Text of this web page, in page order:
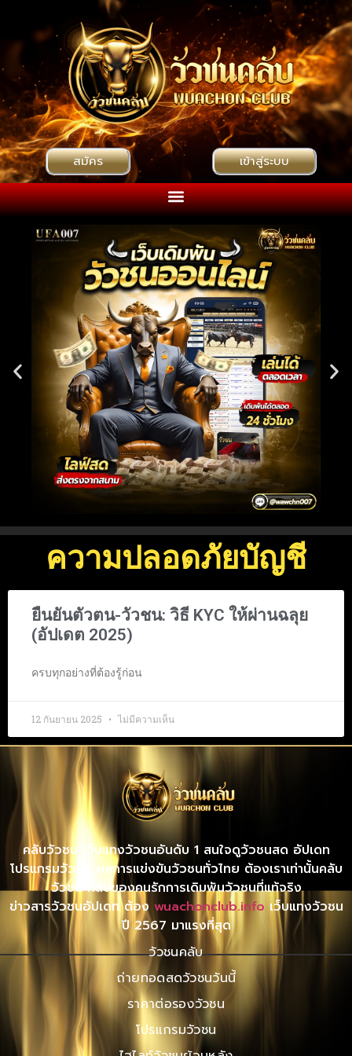
สมัคร เข้าสู่ระบบ
ความปลอดภัยบัญชี
ยืนยันตัวตน-วัวชน: วิธี KYC ให้ผ่านฉลุย
(อัปเดต 2025)
ครบทุกอย่างที่ต้องรู้ก่อน
12 กันยายน 2025 ไม่มีความเห็น
คลับวัวชน เว็บแทงวัวชนอันดับ 1 สนใจดูวัวชนสด อัปเดท
โปรแกรมวัวชน ผลการแข่งขันวัวชนทั่วไทย ต้องเราเท่านั้นคลับ
วัวชน คลับของคนรักการเดิมพันวัวชนที่แท้จริง
ข่าวสารวัวชนอัปเดท ต้อง wuachonclub.info เว็บแทงวัวชน
ปี 2567 มาแรงที่สุด
วัวชนคลับ
ถ่ายทอดสดวัวชนวันนี้
ราคาต่อรองวัวชน
โปรแกรมวัวชน